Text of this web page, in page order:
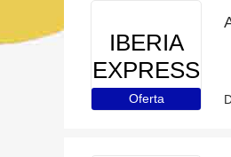
IBERIA
EXPRESS
Oferta